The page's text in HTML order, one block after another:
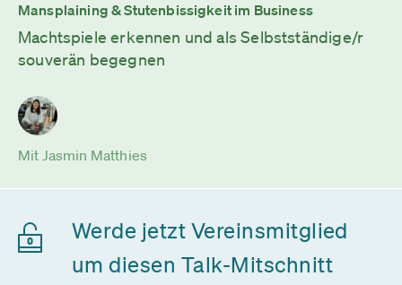
Mansplaining & Stutenbissigkeit im Business
Machtspiele erkennen und als Selbstständige/r
souverän begegnen
Mit Jasmin Matthies
Werde jetzt Vereinsmitglied
um diesen Talk-Mitschnitt